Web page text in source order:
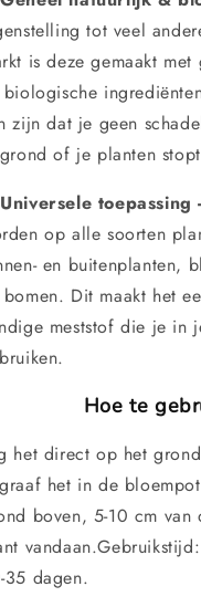
tot veel
is deze gemaakt
zijn dat je geen
of je planten
Universele toepassing -
op alle soorten
en buitenplanten,
Dit maakt het
meststof die je in
Hoe te
het direct op het
het in de
boven, 5-10 cm van
35 dagen.